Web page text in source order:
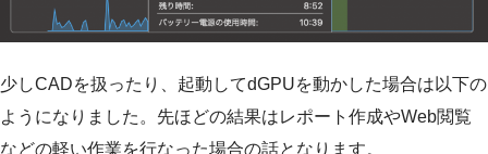
少しCADを扱ったり、起動してdGPUを動かした場合は以下の
ようになりました。先ほどの結果はレポート作成やWeb閲覧
などの軽い作業を行なった場合の話となります。